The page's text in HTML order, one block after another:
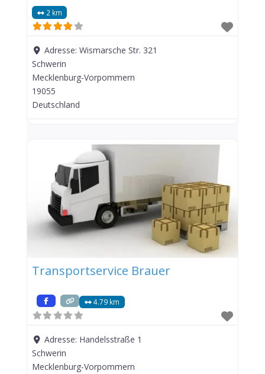
2 km
Adresse:Wismarsche Str. 321
Schwerin
Mecklenburg-Vorpommern
19055
Deutschland
Transportservice Brauer
4.79 km
Adresse: Handelsstraße 1
Schwerin
Mecklenburg-Vorpommern